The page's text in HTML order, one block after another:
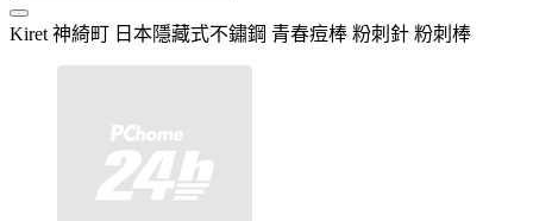
Kiret 神綺町 日本隱藏式不鏽鋼 青春痘棒 粉刺針 粉刺棒